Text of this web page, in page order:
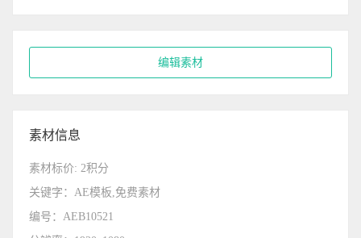
编辑素材
素材信息
素材标价: 2积分
关键字：AE模板,免费素材
编号：AEB10521